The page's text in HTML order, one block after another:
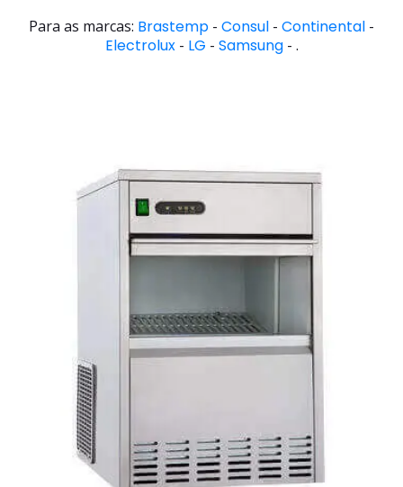
Para as marcas: Brastemp - Consul - Continental -
Electrolux- LG - Samsung- .